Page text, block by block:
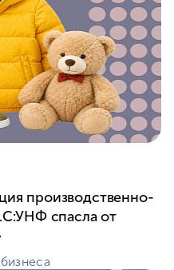
производственно-
спасла от